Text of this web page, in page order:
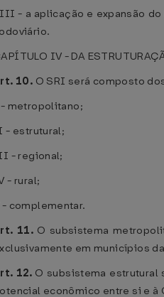
- a aplicação e expansão do
IV - DA
10. O SRI será composto
metropolitano;
- estrutural;
- regional;
- rural;
- complementar.
11.O subsistema
em municípios
12. O subsistema estrutural
econômico entre si e à